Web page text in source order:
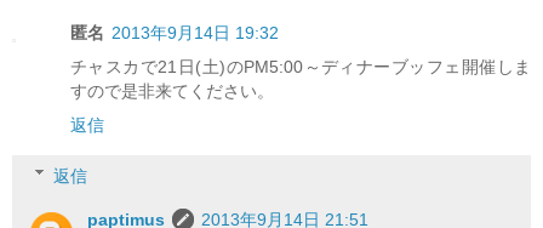
匿名 2013年9月14日 19:32
チャスカで21日(土)のPM5:00～ディナーブッフェ開催しま
すので是非来てください。
返信
返信
paptimus
2013年9月14日 21:51